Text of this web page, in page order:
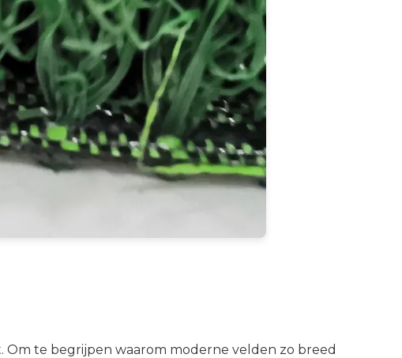
te begrijpen waarom moderne velden zo breed